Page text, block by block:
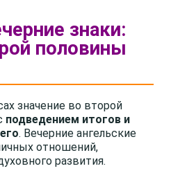
знаки:
половины
значение во второй
подведением итогов и
. Вечерние ангельские
отношений,
развития.